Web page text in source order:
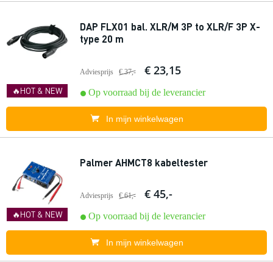
🔥HOT & NEW
DAP FLX01 bal. XLR/M 3P to XLR/F 3P X-
type 20 m
Adviesprijs € 37,- € 23,15
Op voorraad bij de leverancier
In mijn winkelwagen
🔥HOT & NEW
Palmer AHMCT8 kabeltester
Adviesprijs € 61,- € 45,-
Op voorraad bij de leverancier
In mijn winkelwagen